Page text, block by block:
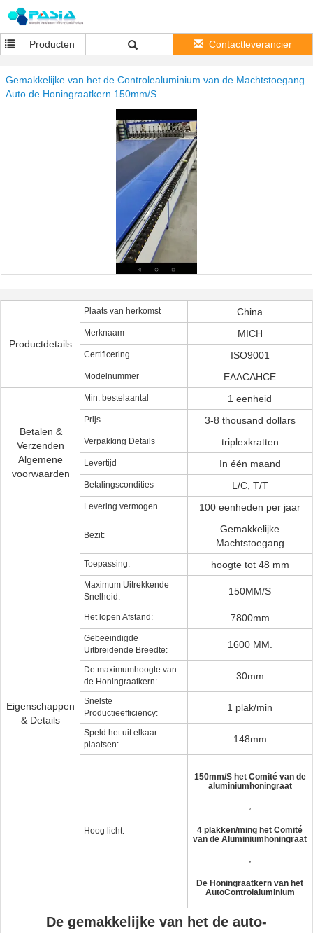
Producten Contactleverancier
Gemakkelijke van het de Controlealuminium van de Machtstoegang
Auto de Honingraatkern 150mm/S
Productdetails
Plaats van herkomst China
Merknaam MICH
Certificering ISO9001
Modelnummer EAACAHCE
Betalen &
Verzenden
Algemene
voorwaarden
Min. bestelaantal 1 eenheid
Prijs 3-8 thousand dollars
Verpakking Details triplexkratten
Levertijd In één maand
Betalingscondities L/C, T/T
Levering vermogen 100 eenheden per jaar
Eigenschappen
& Details
Bezit:
Gemakkelijke
Machtstoegang
Toepassing: hoogte tot 48 mm
Maximum Uitrekkende
Snelheid:
150MM/S
Het lopen Afstand: 7800mm
Gebeëindigde
Uitbreidende Breedte:
1600 MM.
De maximumhoogte van
de Honingraatkern:
30mm
Snelste
Productieefficiency:
1 plak/min
Speld het uit elkaar
plaatsen:
148mm
Hoog licht:
150mm/S het Comité van de
aluminiumhoningraat
4 plakken/ming het Comité
van de Aluminiumhoningraat
De Honingraatkern van het
AutoControlaluminium
De gemakkelijke van het de auto-